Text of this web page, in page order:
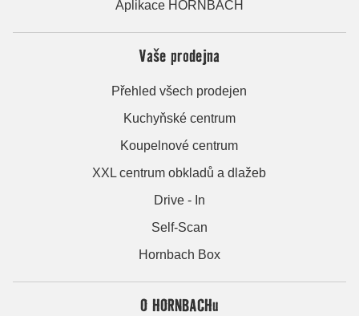
Aplikace HORNBACH
Vaše prodejna
Přehled všech prodejen
Kuchyňské centrum
Koupelnové centrum
XXL centrum obkladů a dlažeb
Drive - In
Self-Scan
Hornbach Box
O HORNBACHu